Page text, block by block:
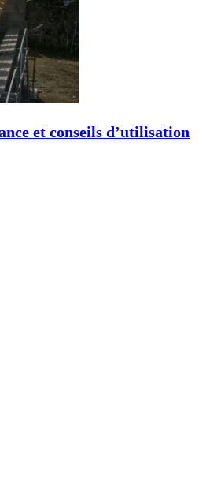
et conseils d’utilisation